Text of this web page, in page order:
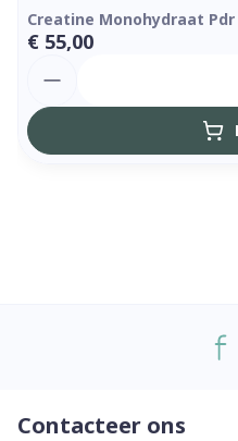
Creatine Monohydraat Pdr
€ 55,00
Contacteer ons